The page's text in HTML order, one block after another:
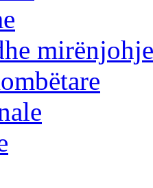
mirënjohje